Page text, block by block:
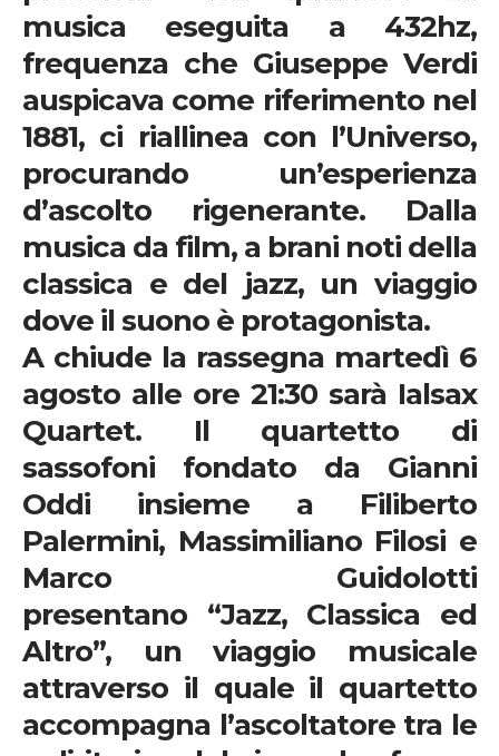
musica eseguita a 432hz,
frequenza che Giuseppe Verdi
auspicava come riferimento nel
1881, ci riallinea con l’Universo,
procurando un’esperienza
d’ascolto rigenerante. Dalla
musica da film, a brani noti della
classica e del jazz, un viaggio
dove il suono è protagonista.
A chiude la rassegna martedì 6
agosto alle ore 21:30 sarà Ialsax
Quartet. Il quartetto di
sassofoni fondato da Gianni
Oddi insieme a Filiberto
Palermini, Massimiliano Filosi e
Marco Guidolotti
presentano “Jazz, Classica ed
Altro”, un viaggio musicale
attraverso il quale il quartetto
accompagna l’ascoltatore tra le